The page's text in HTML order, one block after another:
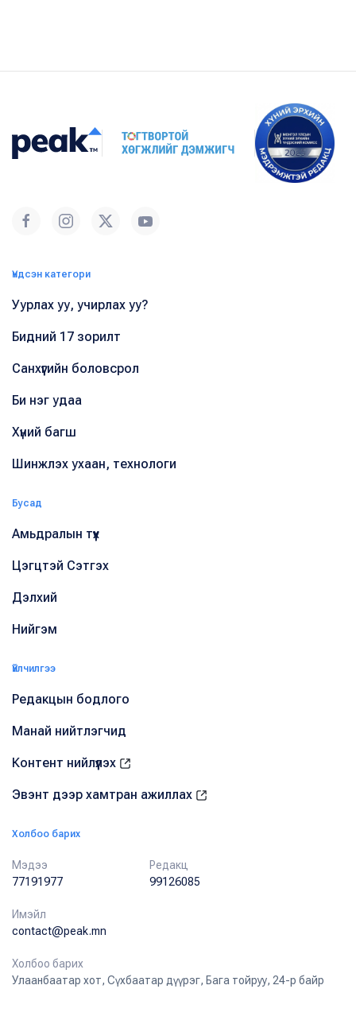
Үндсэн категори
Уурлах уу, учирлах уу?
Бидний 17 зорилт
Санхүүгийн боловсрол
Би нэг удаа
Хүний багш
Шинжлэх ухаан, технологи
Бусад
Амьдралын түүх
Цэгцтэй Сэтгэх
Дэлхий
Нийгэм
Үйлчилгээ
Редакцын бодлого
Манай нийтлэгчид
Контент нийлүүлэх
Эвэнт дээр хамтран ажиллах
Холбоо барих
Мэдээ
77191977
Редакц
99126085
Имэйл
contact@peak.mn
Холбоо барих
Улаанбаатар хот, Сүхбаатар дүүрэг, Бага тойруу, 24-р байр